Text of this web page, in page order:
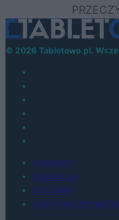
© 2026 Tabletowo.pl.
KONTAKT
REDAKCJA
REKLAMA
POLITYKA